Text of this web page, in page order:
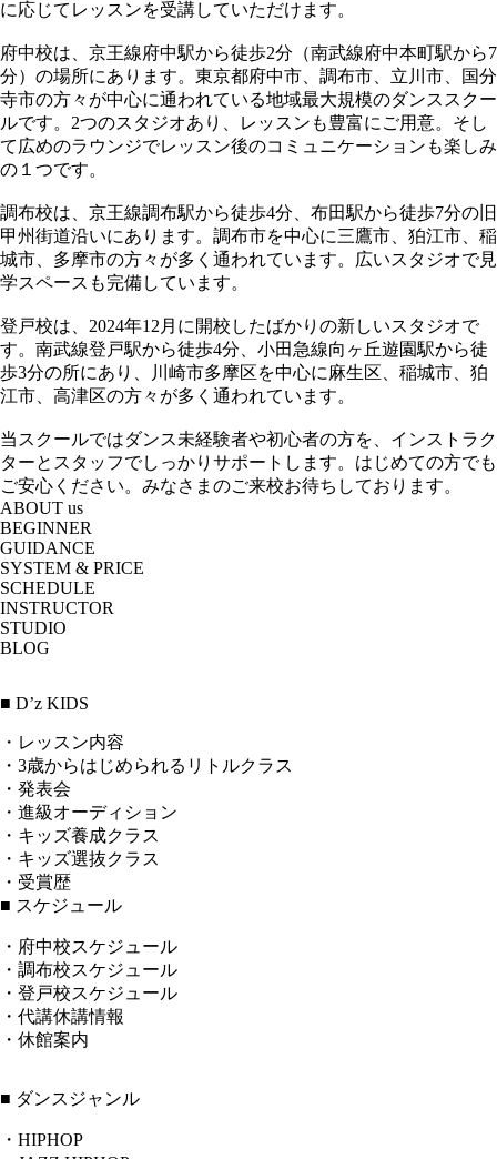
に応じてレッスンを受講していただけます。
府中校は、京王線府中駅から徒歩2分（南武線府中本町駅から7
分）の場所にあります。東京都府中市、調布市、立川市、国分
寺市の方々が中心に通われている地域最大規模のダンススクー
ルです。2つのスタジオあり、レッスンも豊富にご用意。そし
て広めのラウンジでレッスン後のコミュニケーションも楽しみ
の１つです。
調布校は、京王線調布駅から徒歩4分、布田駅から徒歩7分の旧
甲州街道沿いにあります。調布市を中心に三鷹市、狛江市、稲
城市、多摩市の方々が多く通われています。広いスタジオで見
学スペースも完備しています。
登戸校は、2024年12月に開校したばかりの新しいスタジオで
す。南武線登戸駅から徒歩4分、小田急線向ヶ丘遊園駅から徒
歩3分の所にあり、川崎市多摩区を中心に麻生区、稲城市、狛
江市、高津区の方々が多く通われています。
当スクールではダンス未経験者や初心者の方を、インストラク
ターとスタッフでしっかりサポートします。はじめての方でも
ご安心ください。みなさまのご来校お待ちしております。
ABOUT us
BEGINNER
GUIDANCE
SYSTEM & PRICE
SCHEDULE
INSTRUCTOR
STUDIO
BLOG
■ D’z KIDS
・レッスン内容
・3歳からはじめられるリトルクラス
・発表会
・進級オーディション
・キッズ養成クラス
・キッズ選抜クラス
・受賞歴
■ スケジュール
・府中校スケジュール
・調布校スケジュール
・登戸校スケジュール
・代講休講情報
・休館案内
■ ダンスジャンル
・HIPHOP